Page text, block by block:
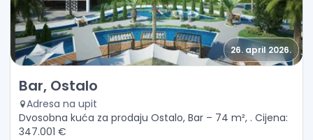
26. april 2026.
Prodaja - Kuća Bar, Ostalo
Bar, Ostalo
Adresa na upit
Dvosobna kuća za prodaju Ostalo, Bar – 74 m², . Cijena:
347.001 €